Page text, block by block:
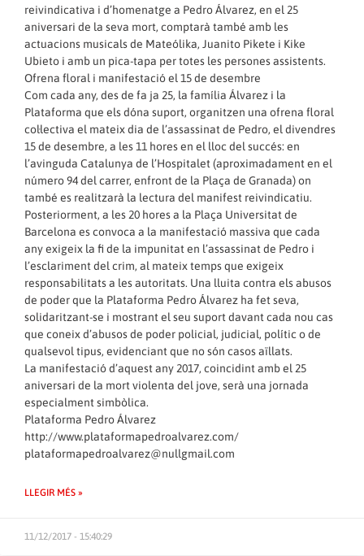
reivindicativa i d’homenatge a Pedro Álvarez, en el 25
aniversari de la seva mort, comptarà també amb les
actuacions musicals de Mateólika, Juanito Pikete i Kike
Ubieto i amb un pica-tapa per totes les persones assistents.
Ofrena floral i manifestació el 15 de desembre
Com cada any, des de fa ja 25, la família Álvarez i la
Plataforma que els dóna suport, organitzen una ofrena floral
col·lectiva el mateix dia de l’assassinat de Pedro, el divendres
15 de desembre, a les 11 hores en el lloc del succés: en
l’avinguda Catalunya de l’Hospitalet (aproximadament en el
número 94 del carrer, enfront de la Plaça de Granada) on
també es realitzarà la lectura del manifest reivindicatiu.
Posteriorment, a les 20 hores a la Plaça Universitat de
Barcelona es convoca a la manifestació massiva que cada
any exigeix la fi de la impunitat en l’assassinat de Pedro i
l’esclariment del crim, al mateix temps que exigeix
responsabilitats a les autoritats. Una lluita contra els abusos
de poder que la Plataforma Pedro Álvarez ha fet seva,
solidaritzant-se i mostrant el seu suport davant cada nou cas
que coneix d’abusos de poder policial, judicial, polític o de
qualsevol tipus, evidenciant que no són casos aïllats.
La manifestació d’aquest any 2017, coincidint amb el 25
aniversari de la mort violenta del jove, serà una jornada
especialment simbòlica.
Plataforma Pedro Álvarez
http://www.plataformapedroalvarez.com/
plataformapedroalvarez@nullgmail.com
LLEGIR MÉS »
11/12/2017 - 15:40:29